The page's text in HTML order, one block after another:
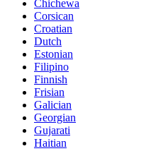
Chichewa
Corsican
Croatian
Dutch
Estonian
Filipino
Finnish
Frisian
Galician
Georgian
Gujarati
Haitian